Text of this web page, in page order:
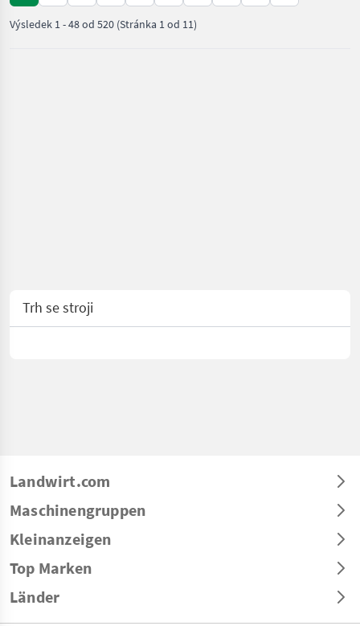
Výsledek 1-48od 520 (Stránka 1 od 11)
Trh se stroji
Landwirt.com
Maschinengruppen
Kleinanzeigen
Top Marken
Länder